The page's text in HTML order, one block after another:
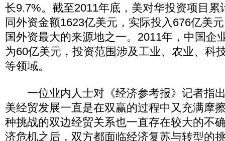
长9.7%。截至2011年底，美对华投资项目累
同外资金额1623亿美元，实际投入676亿美
国外资最大的来源地之一。2011年，中国企
为60亿美元，投资范围涉及工业、农业、科
等领域。
一位业内人士对《经济参考报》记者指
美经贸发展一直是在双赢的过程中又充满摩
种挑战的双边经贸关系也一直存在较大的不
济危机之后，双方都面临经济复苏与转型的